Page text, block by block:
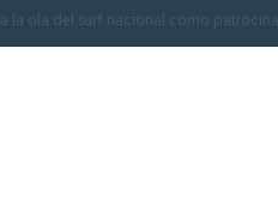
clave para un descanso reparador